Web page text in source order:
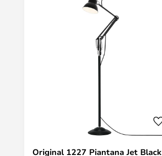
Original 1227 Piantana Jet Black